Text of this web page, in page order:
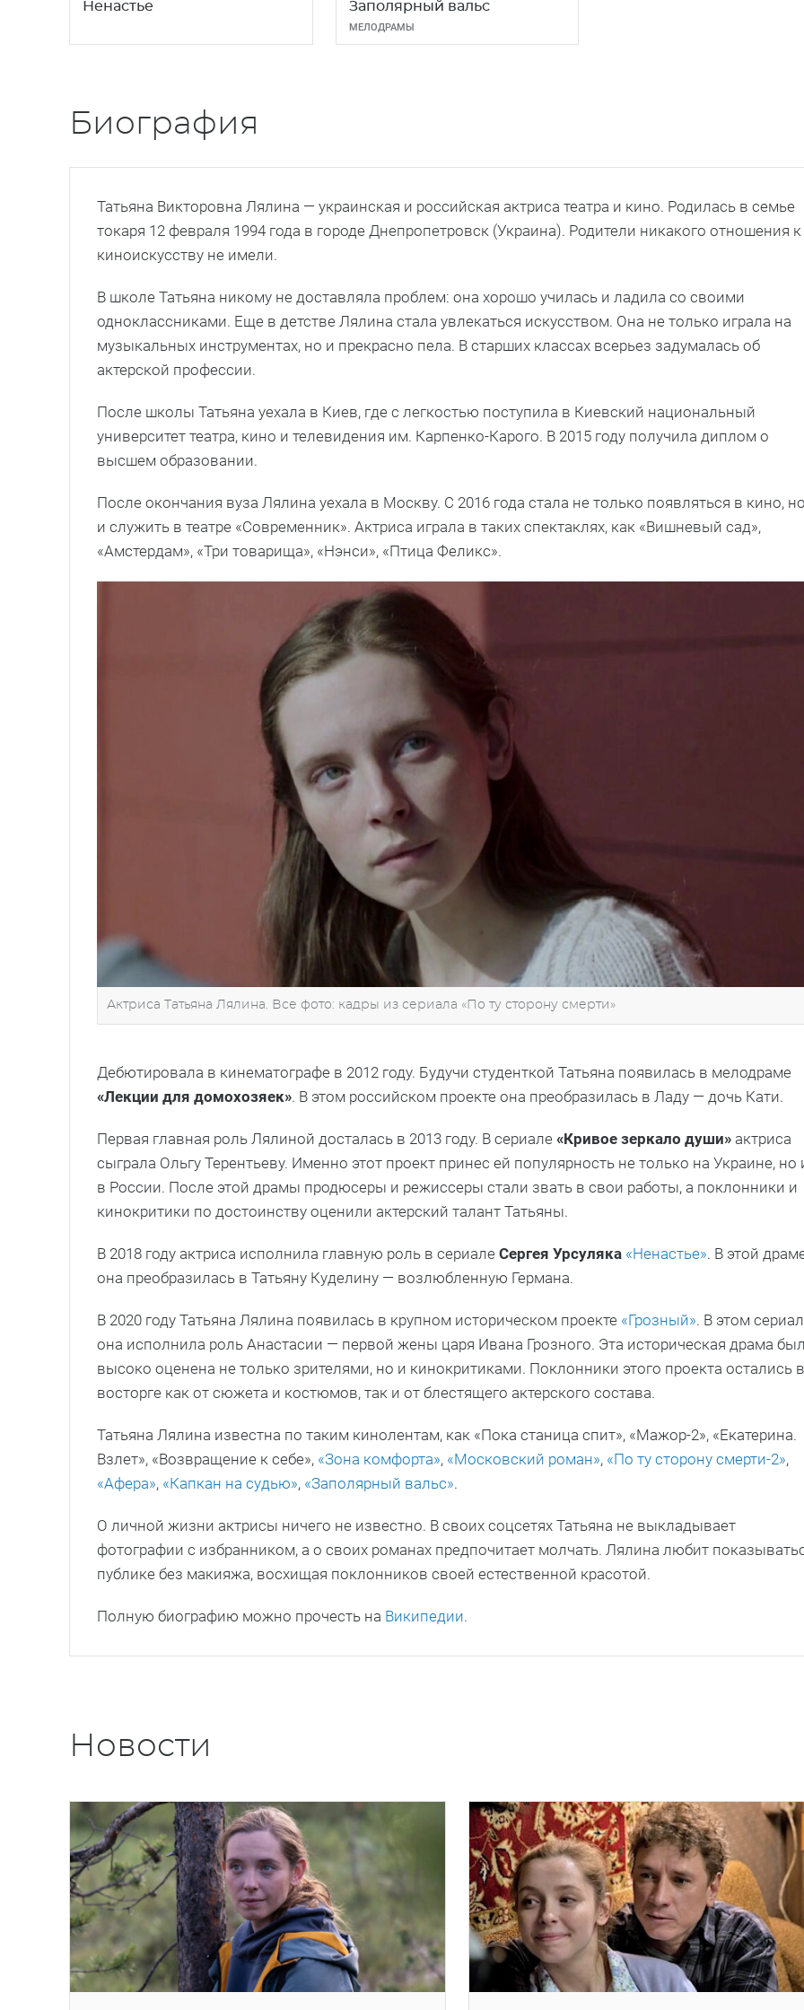
Ненастье Заполярный вальс
МЕЛОДРАМЫ
Биография
Татьяна Викторовна Лялина — украинская и российская актриса театра и кино. Родилась в семье
токаря 12 февраля 1994 года в городе Днепропетровск (Украина). Родители никакого отношения к
киноискусству не имели.
В школе Татьяна никому не доставляла проблем: она хорошо училась и ладила со своими
одноклассниками. Еще в детстве Лялина стала увлекаться искусством. Она не только играла на
музыкальных инструментах, но и прекрасно пела. В старших классах всерьез задумалась об
актерской профессии.
После школы Татьяна уехала в Киев, где с легкостью поступила в Киевский национальный
университет театра, кино и телевидения им. Карпенко-Карого. В 2015 году получила диплом о
высшем образовании.
После окончания вуза Лялина уехала в Москву. С 2016 года стала не только появляться в кино,
и служить в театре «Современник». Актриса играла в таких спектаклях, как «Вишневый сад»,
«Амстердам», «Три товарища», «Нэнси», «Птица Феликс».
Актриса Татьяна Лялина. Все фото: кадры из сериала «По ту сторону смерти»
Дебютировала в кинематографе в 2012 году. Будучи студенткой Татьяна появилась в мелодраме
«Лекции для домохозяек». В этом российском проекте она преобразилась в Ладу — дочь Кати.
Первая главная роль Лялиной досталась в 2013 году. В сериале «Кривое зеркало души» актриса
сыграла Ольгу Терентьеву. Именно этот проект принес ей популярность не только на Украине, но
в России. После этой драмы продюсеры и режиссеры стали звать в свои работы, а поклонники и
кинокритики по достоинству оценили актерский талант Татьяны.
В 2018 году актриса исполнила главную роль в сериале Сергея Урсуляка «Ненастье». В этой
она преобразилась в Татьяну Куделину — возлюбленную Германа.
В 2020 году Татьяна Лялина появилась в крупном историческом проекте «Грозный». В этом
она исполнила роль Анастасии — первой жены царя Ивана Грозного. Эта историческая драма
высоко оценена не только зрителями, но и кинокритиками. Поклонники этого проекта остались в
восторге как от сюжета и костюмов, так и от блестящего актерского состава.
Татьяна Лялина известна по таким кинолентам, как «Пока станица спит», «Мажор-2», «Екатерина.
Взлет», «Возвращение к себе», «Зона комфорта», «Московский роман», «По ту сторону смерти-2»,
«Афера», «Капкан на судью», «Заполярный вальс».
О личной жизни актрисы ничего не известно. В своих соцсетях Татьяна не выкладывает
фотографии с избранником, а о своих романах предпочитает молчать. Лялина любит
публике без макияжа, восхищая поклонников своей естественной красотой.
Полную биографию можно прочесть на Википедии.
Новости